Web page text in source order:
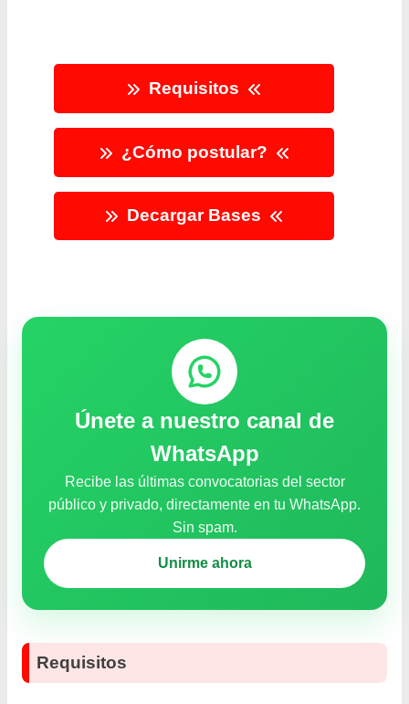
Requisitos
¿Cómo postular?
Decargar Bases
Únete a nuestro canal de
WhatsApp
Recibe las últimas convocatorias del sector
público y privado, directamente en tu WhatsApp.
Sin spam.
Unirme ahora
Requisitos